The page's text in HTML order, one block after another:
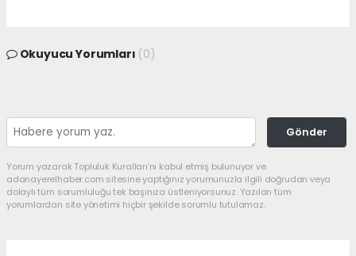
Okuyucu Yorumları (0)
Gönder
Yorum yazarak Topluluk Kuralları’nı kabul etmiş bulunuyor ve
adanayerelhaber.com sitesine yaptığınız yorumunuzla ilgili doğrudan veya
dolaylı tüm sorumluluğu tek başınıza üstleniyorsunuz. Yazılan tüm
yorumlardan site yönetimi hiçbir şekilde sorumlu tutulamaz.